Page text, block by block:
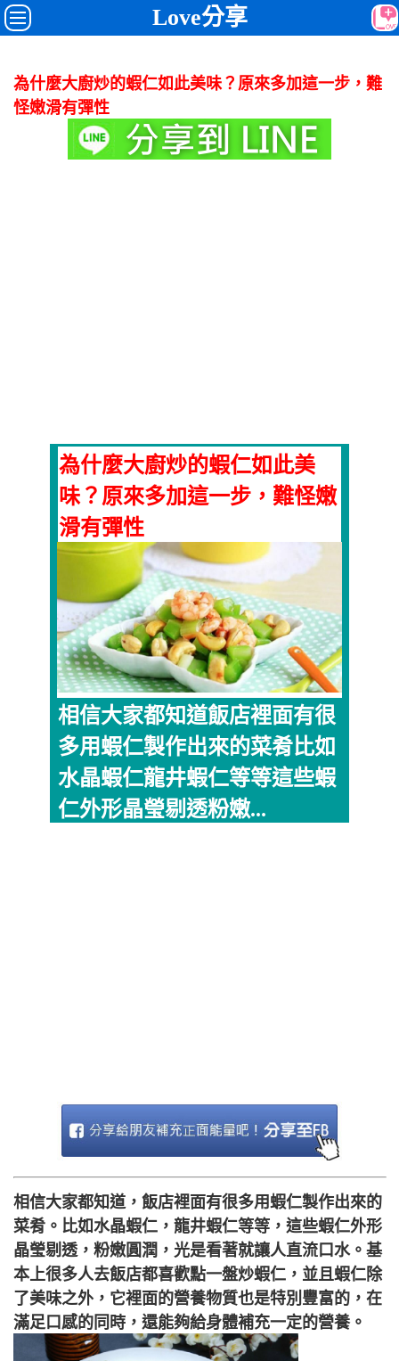
Love分享
為什麼大廚炒的蝦仁如此美味？原來多加這一步，難
怪嫩滑有彈性
為什麼大廚炒的蝦仁如此美
味？原來多加這一步，難怪嫩
滑有彈性
相信大家都知道飯店裡面有很
多用蝦仁製作出來的菜肴比如
水晶蝦仁龍井蝦仁等等這些蝦
仁外形晶瑩剔透粉嫩...
相信大家都知道，飯店裡面有很多用蝦仁製作出來的
菜肴。比如水晶蝦仁，龍井蝦仁等等，這些蝦仁外形
晶瑩剔透，粉嫩圓潤，光是看著就讓人直流口水。基
本上很多人去飯店都喜歡點一盤炒蝦仁，並且蝦仁除
了美味之外，它裡面的營養物質也是特別豐富的，在
滿足口感的同時，還能夠給身體補充一定的營養。